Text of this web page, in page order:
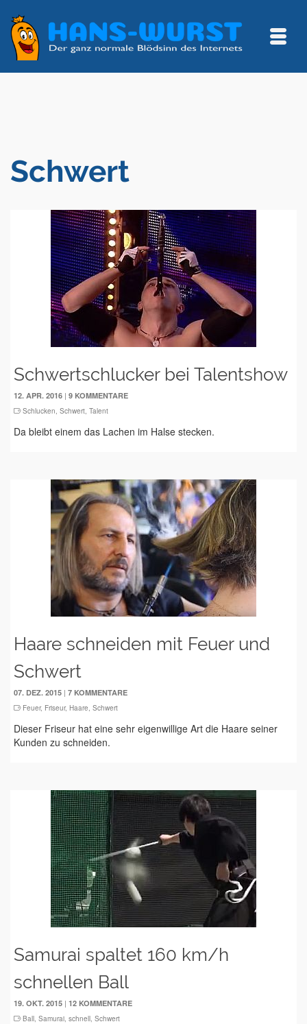
Schwert
Schwertschlucker bei Talentshow
12. APR. 2016 | 9 KOMMENTARE
Schlucken, Schwert, Talent
Da bleibt einem das Lachen im Halse stecken.
Haare schneiden mit Feuer und
Schwert
07. DEZ. 2015 | 7 KOMMENTARE
Feuer, Friseur, Haare, Schwert
Dieser Friseur hat eine sehr eigenwillige Art die Haare seiner
Kunden zu schneiden.
Samurai spaltet 160 km/h
schnellen Ball
19. OKT. 2015 | 12 KOMMENTARE
Ball, Samurai, schnell, Schwert